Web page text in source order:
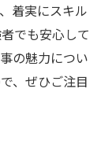
着実にスキル
でも安心して
の魅力につい
、ぜひご注目